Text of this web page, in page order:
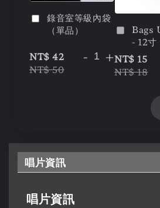
錄音室等級內袋
（單品）
NT$ 42
NT$ 50
- +
Bags
- 12寸
NT$ 15
NT$ 18
唱片資訊
唱片資訊